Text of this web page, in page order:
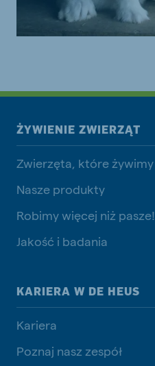
ŻYWIENIE ZWIERZĄT
Zwierzęta, które żywimy
Nasze produkty
Robimy więcej niż pasze!
Jakość i badania
KARIERA W DE HEUS
Kariera
Poznaj nasz zespół